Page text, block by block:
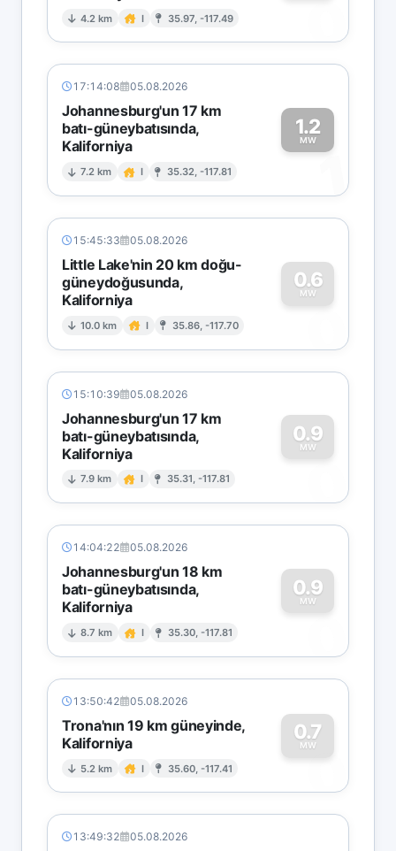
4.2 km I 35.97, -117.49 0
17:14:08 05.08.2026
Johannesburg'un 17 km
batı-güneybatısında,
Kaliforniya
7.2 km I 35.32, -117.81
1.2
MW
1
15:45:33 05.08.2026
Little Lake'nin 20 km doğu-
güneydoğusunda,
Kaliforniya
10.0 km I 35.86, -117.70
0.6
MW
0
15:10:39 05.08.2026
Johannesburg'un 17 km
batı-güneybatısında,
Kaliforniya
7.9 km I 35.31, -117.81
0.9
MW
0
14:04:22 05.08.2026
Johannesburg'un 18 km
batı-güneybatısında,
Kaliforniya
8.7 km I 35.30, -117.81
0.9
MW
0
13:50:42 05.08.2026
Trona'nın 19 km güneyinde,
Kaliforniya
5.2 km I 35.60, -117.41
0.7
MW
0
13:49:32 05.08.2026